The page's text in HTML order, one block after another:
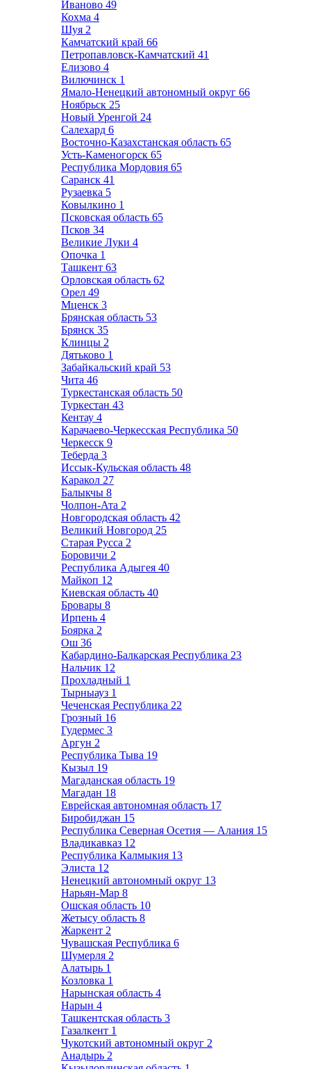
Иваново 49
Кохма 4
Шуя 2
Камчатский край 66
Петропавловск-Камчатский 41
Елизово 4
Вилючинск 1
Ямало-Ненецкий автономный округ 66
Ноябрьск 25
Новый Уренгой 24
Салехард 6
Восточно-Казахстанская область 65
Усть-Каменогорск 65
Республика Мордовия 65
Саранск 41
Рузаевка 5
Ковылкино 1
Псковская область 65
Псков 34
Великие Луки 4
Опочка 1
Ташкент 63
Орловская область 62
Орел 49
Мценск 3
Брянская область 53
Брянск 35
Клинцы 2
Дятьково 1
Забайкальский край 53
Чита 46
Туркестанская область 50
Туркестан 43
Кентау 4
Карачаево-Черкесская Республика 50
Черкесск 9
Теберда 3
Иссык-Кульская область 48
Каракол 27
Балыкчы 8
Чолпон-Ата 2
Новгородская область 42
Великий Новгород 25
Старая Русса 2
Боровичи 2
Республика Адыгея 40
Майкоп 12
Киевская область 40
Бровары 8
Ирпень 4
Боярка 2
Ош 36
Кабардино-Балкарская Республика 23
Нальчик 12
Прохладный 1
Тырныауз 1
Чеченская Республика 22
Грозный 16
Гудермес 3
Аргун 2
Республика Тыва 19
Кызыл 19
Магаданская область 19
Магадан 18
Еврейская автономная область 17
Биробиджан 15
Республика Северная Осетия — Алания 15
Владикавказ 12
Республика Калмыкия 13
Элиста 12
Ненецкий автономный округ 13
Нарьян-Мар 8
Ошская область 10
Жетысу область 8
Жаркент 2
Чувашская Республика 6
Шумерля 2
Алатырь 1
Козловка 1
Нарынская область 4
Нарын 4
Ташкентская область 3
Газалкент 1
Чукотский автономный округ 2
Анадырь 2